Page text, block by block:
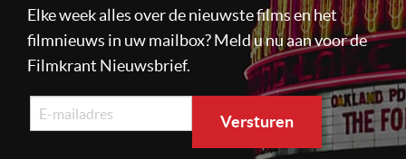
Elke week alles over de nieuwste films en het
filmnieuws in uw mailbox? Meld u nu aan voor de
Filmkrant Nieuwsbrief.